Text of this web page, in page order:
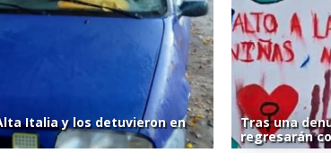
Italia y los detuvieron en
Tras una
regresarán